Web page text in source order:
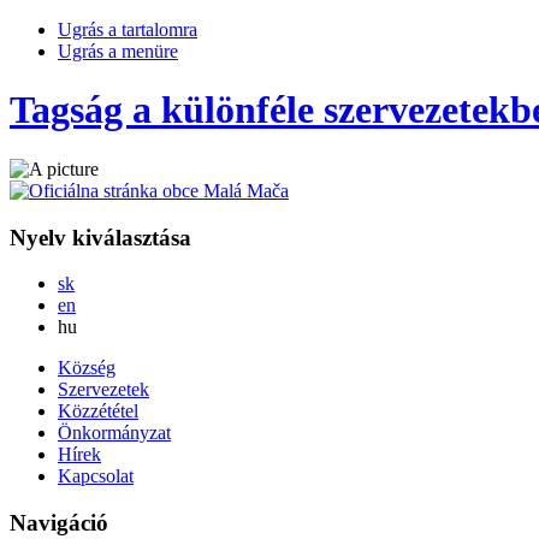
Ugrás a tartalomra
Ugrás a menüre
Tagság a különféle
Nyelv kiválasztása
skSlovensky
en
hu
Község
Szervezetek
Közzététel
Önkormányzat
Hírek
Kapcsolat
Navigáció